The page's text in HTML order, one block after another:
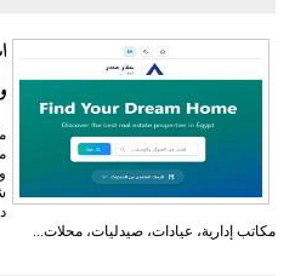
مكاتب إدارية، عيادات، صيدليات، محلات...